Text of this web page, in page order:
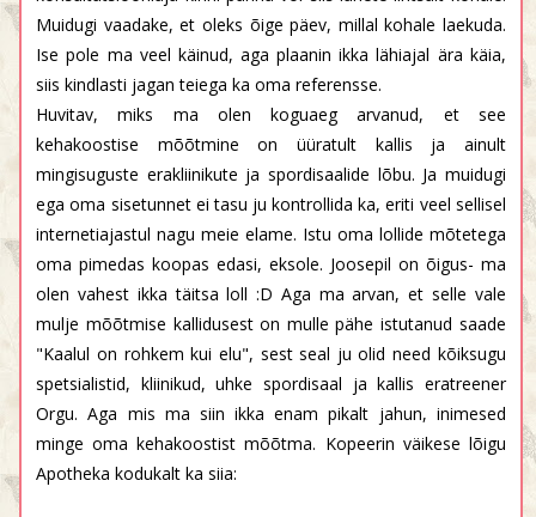
Muidugi vaadake, et oleks õige päev, millal kohale laekuda.
Ise pole ma veel käinud, aga plaanin ikka lähiajal ära käia,
siis kindlasti jagan teiega ka oma referensse.
Huvitav, miks ma olen koguaeg arvanud, et see
kehakoostise mõõtmine on üüratult kallis ja ainult
mingisuguste erakliinikute ja spordisaalide lõbu. Ja muidugi
ega oma sisetunnet ei tasu ju kontrollida ka, eriti veel sellisel
internetiajastul nagu meie elame. Istu oma lollide mõtetega
oma pimedas koopas edasi, eksole. Joosepil on õigus- ma
olen vahest ikka täitsa loll :D Aga ma arvan, et selle vale
mulje mõõtmise kallidusest on mulle pähe istutanud saade
"Kaalul on rohkem kui elu", sest seal ju olid need kõiksugu
spetsialistid, kliinikud, uhke spordisaal ja kallis eratreener
Orgu. Aga mis ma siin ikka enam pikalt jahun, inimesed
minge oma kehakoostist mõõtma. Kopeerin väikese lõigu
Apotheka kodukalt ka siia: